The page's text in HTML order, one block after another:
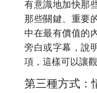
有意識地加快那
那些關鍵、重要
中在最有價值的
旁白或字幕，說
項，這樣可以讓
第三種方式：